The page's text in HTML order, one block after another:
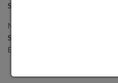
SEO-Strategie:
Nutze
SEO-Trends Schweiz
Entwicklungen in der SEO-Welt